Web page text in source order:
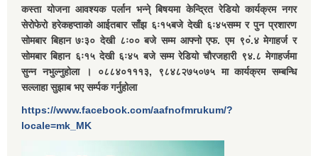
कस्ता योजना आवश्यक पर्लान भन्ने् बिषयमा केन्द्रित रेडियो कार्यक्रम नगर
सेरोफेरो हरेकहप्ताको आईतबार साँझ ६ः१५बजे देखी ६ः४५सम्म र पुन प्रशारण
सोमबार बिहान ७ः३० देखी ८ः०० बजे सम्म आफ्नो एफ. एम ९०ं.४ मेगाहर्ज र
सोमबार बिहान ६ः१५ देखी ६ः४५ बजे सम्म रेडियो चौरजहारी ९४.८ मेगाहर्जमा
सुन्न नभुल्नुहोला । ०८८४०१११३, ९८४८२७५०७५ मा कार्यक्रम सम्बन्धि
सल्लाहा सुझाब भए सर्म्पक गर्नुहोला
https://www.facebook.com/aafnofmrukum/?
locale=mk_MK